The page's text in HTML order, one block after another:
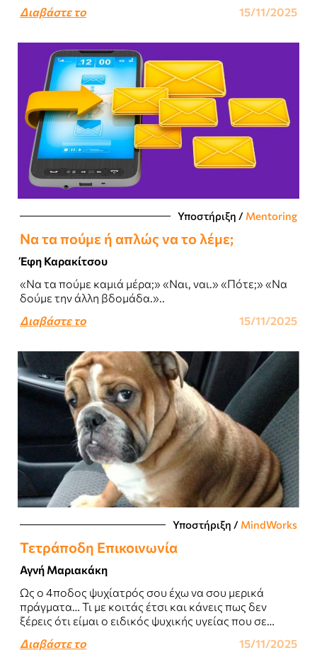
Διαβάστε το
15/11/2025
Υποστήριξη / Mentoring
Να τα πούμε ή απλώς να το λέμε;
Έφη Καρακίτσου
«Να τα πούμε καμιά μέρα;» «Ναι, ναι.» «Πότε;» «Να
δούμε την άλλη βδομάδα.»..
Διαβάστε το
15/11/2025
Υποστήριξη / MindWorks
Τετράποδη Επικοινωνία
Αγνή Μαριακάκη
Ως ο 4ποδος ψυχίατρός σου έχω να σου μερικά
πράγματα… Τι με κοιτάς έτσι και κάνεις πως δεν
ξέρεις ότι είμαι ο ειδικός ψυχικής υγείας που σε
Διαβάστε το 15/11/2025